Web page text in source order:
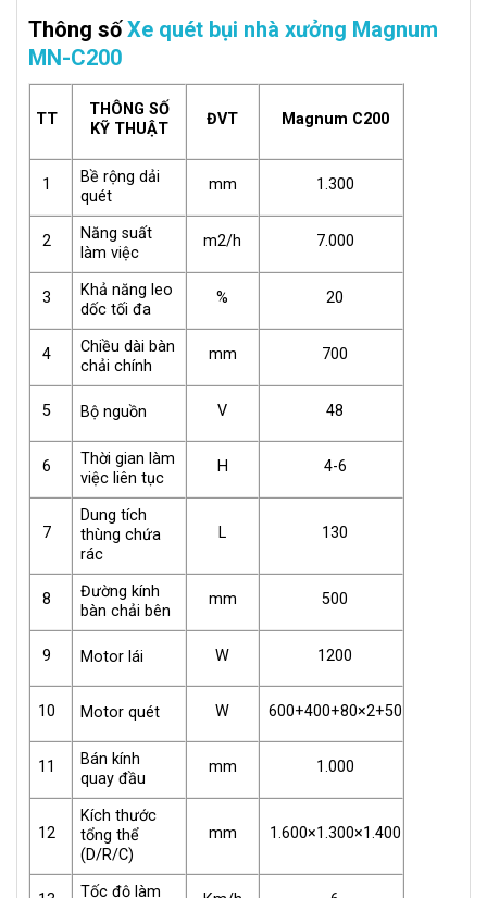
Thông sốXe quét bụi nhà xưởng Magnum
MN-C200
TT
THÔNG SỐ
KỸ THUẬT
ĐVT Magnum C200
1
Bề rộng dải
quét
mm 1.300
2
Năng suất
làm việc
m2/h 7.000
3
Khả năng leo
dốc tối đa
% 20
4
Chiều dài bàn
chải chính
mm 700
5 Bộ nguồn V 48
6
Thời gian làm
việc liên tục
H 4-6
7
Dung tích
thùng chứa
rác
L 130
8
Đường kính
bàn chải bên
mm 500
9 Motor lái W 1200
10 Motor quét W 600+400+80×2+50
11
Bán kính
quay đầu
mm 1.000
12
Kích thước
tổng thể
(D/R/C)
mm 1.600×1.300×1.400
Tốc độ làm